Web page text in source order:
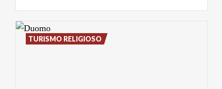
TURISMO RELIGIOSO